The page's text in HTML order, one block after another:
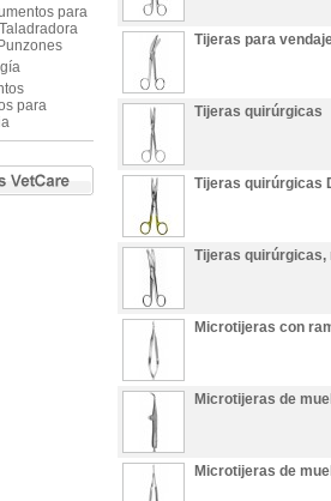
para
para
Tijeras para
Tijeras quirúrgicas
Tijeras quirúrgicas
Tijeras quirúrgicas,
Microtijeras con
Microtijeras de
Microtijeras de